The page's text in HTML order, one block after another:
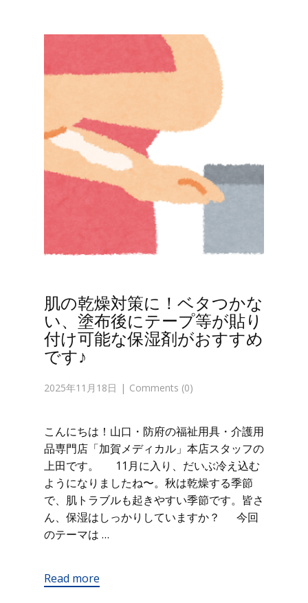
肌の乾燥対策に！ベタつかな
い、塗布後にテープ等が貼り
付け可能な保湿剤がおすすめ
です♪
2025年11月18日 Comments (0)
こんにちは！山口・防府の福祉用具・介護用
品専門店「加賀メディカル」本店スタッフの
上田です。 11月に入り、だいぶ冷え込む
ようになりましたね〜。秋は乾燥する季節
で、肌トラブルも起きやすい季節です。皆さ
ん、保湿はしっかりしていますか？ 今回
のテーマは …
Read more